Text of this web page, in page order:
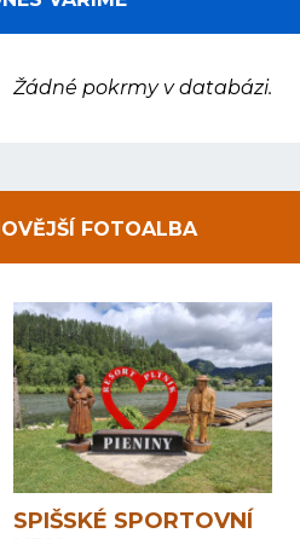
Žádné pokrmy v databázi.
FOTOALBA
SPIŠSKÉ SPORTOVNÍ